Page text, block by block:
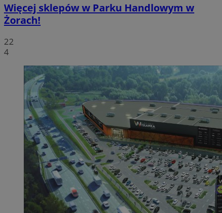
Więcej sklepów w Parku Handlowym w
Żorach!
22
4